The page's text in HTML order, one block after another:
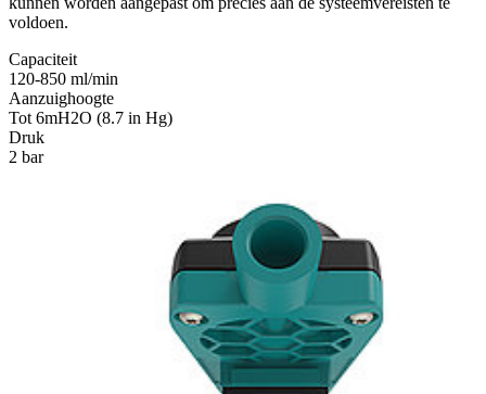
voldoen.
Capaciteit
120-850 ml/min
Aanzuighoogte
Tot 6mH2O (8.7 in Hg)
Druk
2 bar